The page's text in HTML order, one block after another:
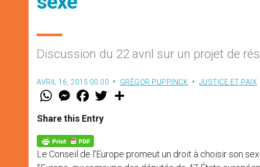
Discussion du 22 avril sur un projet de
AVRIL 16, 2015 00:00 GRÉGOR PUPPINCK JUSTICE ET PAIX
W
t
s
p
p
M
e
s
e
g
e
r
F
a
e
b
k
w
Share this Entry
Le Conseil de l’Europe promeut un droit à choisir son